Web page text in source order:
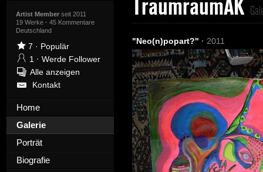
Der letzte Monat im Fokus
Alle Fokus-Werke
Fokus-Werke
Neue Werke – Auswahl
Alle neuen Werke
Artist Memberseit 2011
19 Werke · 45 Kommentare
Deutschland
7 · Populär
1 · Werde Follower
Alle anzeigen
Kontakt
Home
Galerie
Porträt
Biografie
TraumraumAK
"Neo(n)popart?" · 2011